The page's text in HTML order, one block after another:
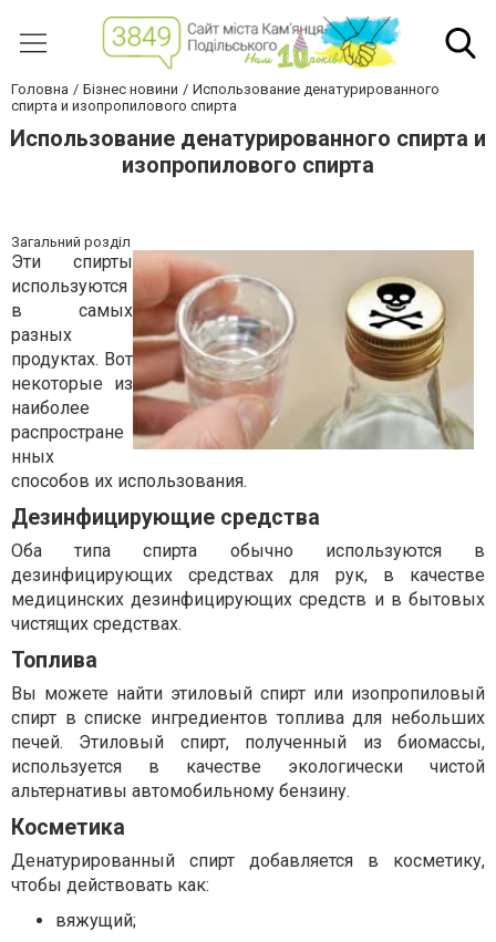
Головна Бізнес новини
Использование денатурированного
спирта и изопропилового спирта
Использование денатурированного спирта и
изопропилового спирта
Загальний розділ
Эти спирты
используются
в самых
разных
продуктах. Вот
некоторые из
наиболее
распростране
нных
способов их использования.
Дезинфицирующие средства
Оба типа спирта обычно используются в
дезинфицирующих средствах для рук, в качестве
медицинских дезинфицирующих средств и в бытовых
чистящих средствах.
Топлива
Вы можете найти этиловый спирт или изопропиловый
спирт в списке ингредиентов топлива для небольших
печей. Этиловый спирт, полученный из биомассы,
используется в качестве экологически чистой
альтернативы автомобильному бензину.
Косметика
Денатурированный спирт добавляется в косметику,
чтобы действовать как:
вяжущий;